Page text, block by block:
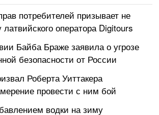
потребителей призывает не
латвийского оператора Digitours
Байба Браже заявила о угрозе
безопасности от России
Роберта Уиттакера
провести с ним бой
водки на зиму